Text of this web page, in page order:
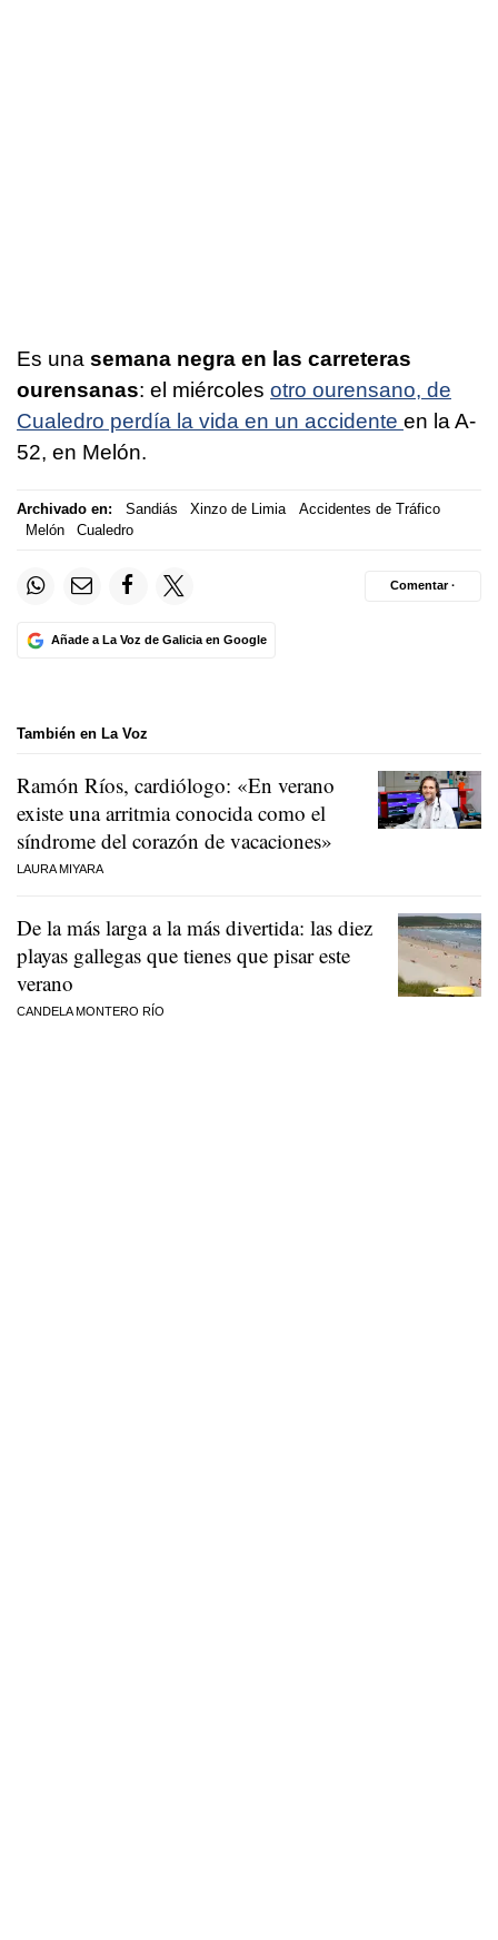
Es una semana negra en las carreteras
ourensanas: el miércoles otro ourensano, de
Cualedro perdía la vida en un accidente en la A-
52, en Melón.
Archivado en: Sandiás Xinzo de Limia
Accidentes de Tráfico
Melón
Cualedro
Añade a La Voz de Galicia en Google
Comentar ·
También en La Voz
Ramón Ríos, cardiólogo: «En verano
existe una arritmia conocida como el
síndrome del corazón de vacaciones»
LAURA MIYARA
De la más larga a la más divertida: las diez
playas gallegas que tienes que pisar este
verano
CANDELA MONTERO RÍO